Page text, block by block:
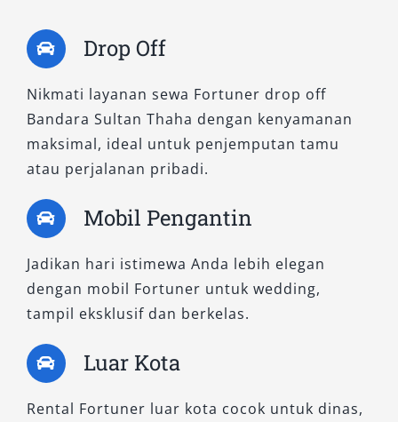
modern, ambient lighting, dan jok kulit elegan.
Sangat ideal untuk eksekutif yang memerlukan
sewa Fortuner dengan sopir atau pengguna
yang mengutamakan kenyamanan dalam
perjalanan jauh.
3. Fortuner 2.7 SRZ 4×2 A/T
Menggunakan mesin bensin 2.7L, tipe ini
memberikan pengalaman berkendara yang
halus dan tenang. Fitur hiburan kabin lengkap
dan desain eksterior yang dinamis
atau pengguna yang mencari sewa mobil SUV
mewah tanpa harus menempuh jalur ekstrem.
Cocok untuk keperluan antar jemput, acara
Drop Off
Nikmati layanan sewa Fortuner drop off
Bandara Sultan Thaha dengan kenyamanan
maksimal, ideal untuk penjemputan tamu
atau perjalanan pribadi.
Mobil Pengantin
Jadikan hari istimewa Anda lebih elegan
dengan mobil Fortuner untuk wedding,
tampil eksklusif dan berkelas.
Luar Kota
Rental Fortuner luar kota cocok untuk dinas,